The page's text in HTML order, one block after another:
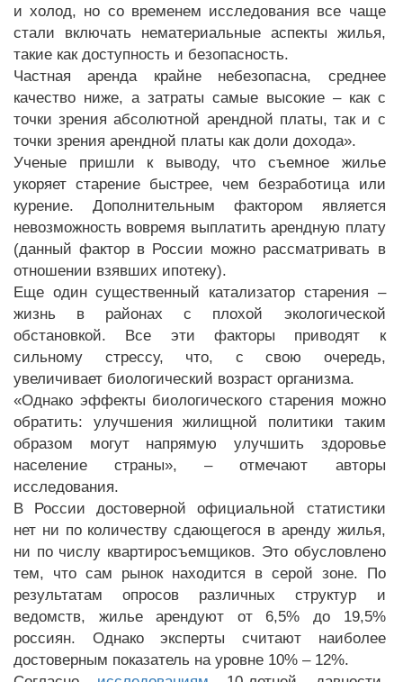
и холод, но со временем исследования все чаще
стали включать нематериальные аспекты жилья,
такие как доступность и безопасность.
Частная аренда крайне небезопасна, среднее
качество ниже, а затраты самые высокие – как с
точки зрения абсолютной арендной платы, так и с
точки зрения арендной платы как доли дохода».
Ученые пришли к выводу, что съемное жилье
укоряет старение быстрее, чем безработица или
курение. Дополнительным фактором является
невозможность вовремя выплатить арендную плату
(данный фактор в России можно рассматривать в
отношении взявших ипотеку).
Еще один существенный катализатор старения –
жизнь в районах с плохой экологической
обстановкой. Все эти факторы приводят к
сильному стрессу, что, с свою очередь,
увеличивает биологический возраст организма.
«Однако эффекты биологического старения можно
обратить: улучшения жилищной политики таким
образом могут напрямую улучшить здоровье
население страны», – отмечают авторы
исследования.
В России достоверной официальной статистики
нет ни по количеству сдающегося в аренду жилья,
ни по числу квартиросъемщиков. Это обусловлено
тем, что сам рынок находится в серой зоне. По
результатам опросов различных структур и
ведомств, жилье арендуют от 6,5% до 19,5%
россиян. Однако эксперты считают наиболее
достоверным показатель на уровне 10% – 12%.